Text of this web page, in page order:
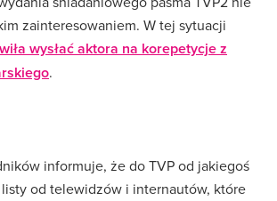
zainteresowaniem. W tej sytuacji
wysłać aktora na korepetycje z
.
informuje, że do TVP od jakiegoś
od telewidzów i internautów, które